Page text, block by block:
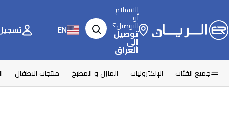
الاستلام
أو
التوصيل؟
توصيل
إلى
العراق
EN تسجيل
جميع الفئات الإلكترونيات المنزل و المطبخ منتجات الاطفال